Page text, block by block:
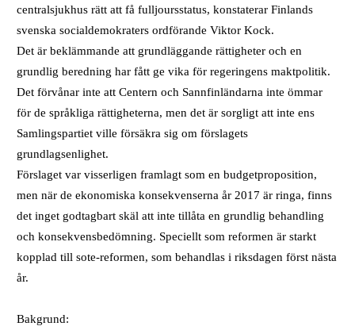
centralsjukhus rätt att få fulljoursstatus, konstaterar Finlands
svenska socialdemokraters ordförande Viktor Kock.
Det är beklämmande att grundläggande rättigheter och en
grundlig beredning har fått ge vika för regeringens maktpolitik.
Det förvånar inte att Centern och Sannfinländarna inte ömmar
för de språkliga rättigheterna, men det är sorgligt att inte ens
Samlingspartiet ville försäkra sig om förslagets
grundlagsenlighet.
Förslaget var visserligen framlagt som en budgetproposition,
men när de ekonomiska konsekvenserna år 2017 är ringa, finns
det inget godtagbart skäl att inte tillåta en grundlig behandling
och konsekvensbedömning. Speciellt som reformen är starkt
kopplad till sote-reformen, som behandlas i riksdagen först nästa
år.
Bakgrund: